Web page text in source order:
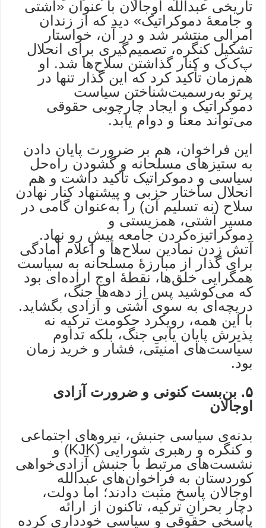
تاریخی عبدالله اوجالان با عنوان «آشتی
و جامعهٔ دموکراتیک» دید که از زندان
امرالی منتشر شد و در آن، خواستار
تشکیل کنگره، تصمیم‌گیری برای انحلال
پ‌ک‌ک و کنار گذاشتن سلاح‌ها شد. او
هم‌زمان تأکید کرد که این گذار تنها در
پرتو به‌رسمیت‌شناختن سیاست
دموکراتیک و ایجاد چارچوبی حقوقی
می‌تواند معنا و دوام یابد.
این فراخوان، هم بر ضرورت پایان دادن
به ستیزهای مسلحانه و گشودن راه‌حل
سیاسی و دموکراتیک تأکید داشت و هم
انحلال ساختار حزبی و پیشنهاد کنار نهادن
سلاح (نه تسلیم آن) را به‌عنوان گامی در
مسیر آشتی، همزیستی و
دموکراتیزه‌کردن جامعه پیشِ رو نهاد.
آتش زدن نمادین سلاح‌ها و اعلام آمادگی
برای گذار از مبارزهٔ مسلحانه به سیاست
همگرایی خلق‌ها، نقطهٔ اوج اراده‌ای بود
که می‌کوشید پس از دهه‌ها جنگ،
دریچه‌ای به سوی آشتی و آزادی بگشاید.
با این همه، رویکرد حکومت ترکیه نه
پذیرش پایان یابیِ جنگ، بلکه تداوم
سیاست‌های امنیتی، فشار و خرید زمان
بود.
۵. بن‌بست کنونی و ضرورت آزادی
اوجالان
بدنه‌ی سیاسی جنبش، نیروهای اجتماعی
و کنگره‌ و رهبری شورایی (KJK) و
نشست‌های مرتبط با جنبش آزادی‌خواهی
کوردستان به فراخوان‌های عبدالله
اوجالان پاسخ مثبت دادند؛ اما دولت،
دچار بحرانِ ترکیه، تاکنون از ارائه
پاسخی حقوقی و سیاسی خودداری کرده